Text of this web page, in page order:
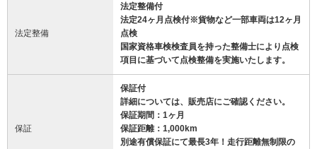
法定整備
法定整備付
法定24ヶ月点検付※貨物など一部車両は12ヶ月
点検
国家資格車検検査員を持った整備士により点検
項目に基づいて点検整備を実施いたします。
保証
保証付
詳細については、販売店にご確認ください。
保証期間：1ヶ月
保証距離：1,000km
別途有償保証にて最長3年！走行距離無制限の